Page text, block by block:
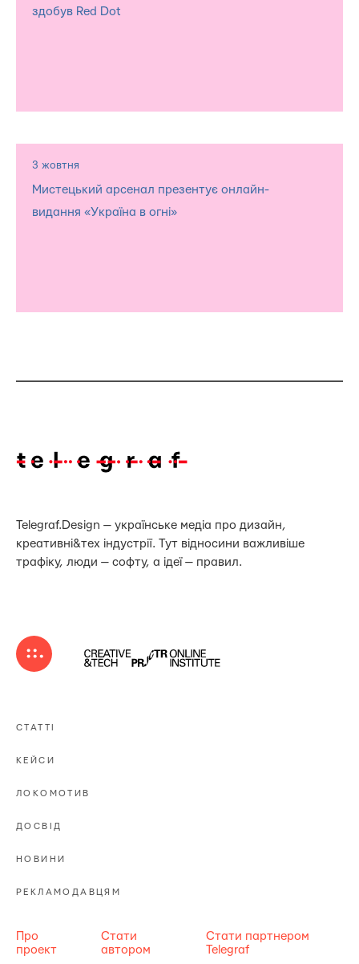
здобув Red Dot
3 жовтня
Мистецький арсенал презентує онлайн-
видання «Україна в огні»
Telegraf.Design — українське медіа про дизайн,
креативні&тех індустрії. Тут відносини важливіше
трафіку, люди — софту, а ідеї — правил.
СТАТТІ
КЕЙСИ
ЛОКОМОТИВ
ДОСВІД
НОВИНИ
РЕКЛАМОДАВЦЯМ
Про
проект
Стати
автором
Стати партнером
Telegraf